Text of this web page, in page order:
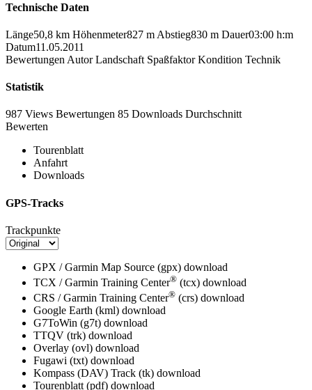
Technische Daten
Länge50,8 km Höhenmeter827 m Abstieg830 m Dauer03:00 h:m
Datum11.05.2011
Bewertungen Autor Landschaft Spaßfaktor Kondition Technik
Statistik
987 Views Bewertungen 85 Downloads Durchschnitt
Bewerten
Tourenblatt
Anfahrt
Downloads
GPS-Tracks
Trackpunkte
GPX / Garmin Map Source (gpx) download
TCX / Garmin Training Center® (tcx) download
CRS / Garmin Training Center® (crs) download
Google Earth (kml) download
G7ToWin (g7t) download
TTQV (trk) download
Overlay (ovl) download
Fugawi (txt) download
Kompass (DAV) Track (tk) download
Tourenblatt (pdf) download